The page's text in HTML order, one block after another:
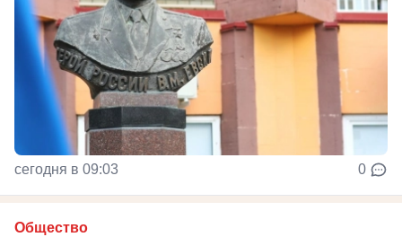
сегодня в 09:03 0
Общество